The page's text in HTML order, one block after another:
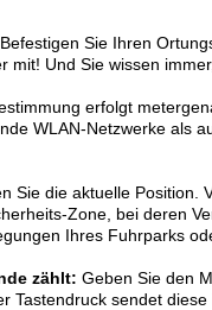
Befestigen Sie Ihren
Und Sie wissen
erfolgt
WLAN-Netzwerke als
Sie die aktuelle Position.
Zone, bei deren
Ihres Fuhrparks
zählt: Geben Sie den
Tastendruck sendet